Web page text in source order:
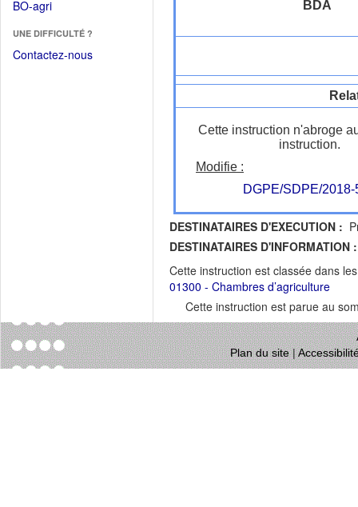
fenêtre)
BO-agri(Ouvrir
une
nouvelle
UNE DIFFICULTÉ ?
Contactez-nous
BDA
Cette instruction n'abroge
instruction.
Modifie :
DGPE/SDPE/2018-
DESTINATAIRES D'EXECUTION :
DESTINATAIRES D'INFORMATION :
Cette instruction est classée dans
01300 - Chambres d’agriculture
Cette instruction est parue au
Plan du site|